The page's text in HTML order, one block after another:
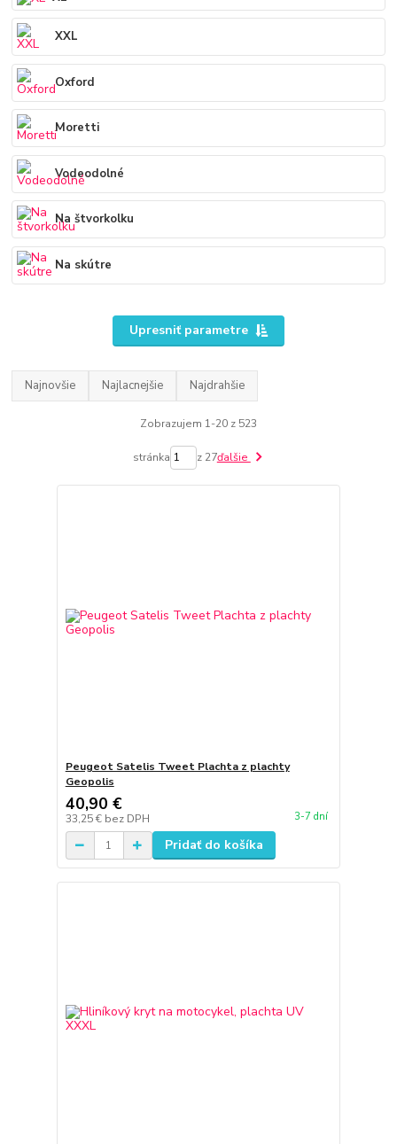
XXL
Oxford
Moretti
Vodeodolné
Na štvorkolku
Na skútre
Upresniť parametre
Najnovšie Najlacnejšie Najdrahšie
Zobrazujem 1-20 z 523
stránka z 27ďalšie
Peugeot Satelis Tweet Plachta z plachty
Geopolis
40,90 €
33,25 € bez DPH 3-7 dní
Pridať do košíka